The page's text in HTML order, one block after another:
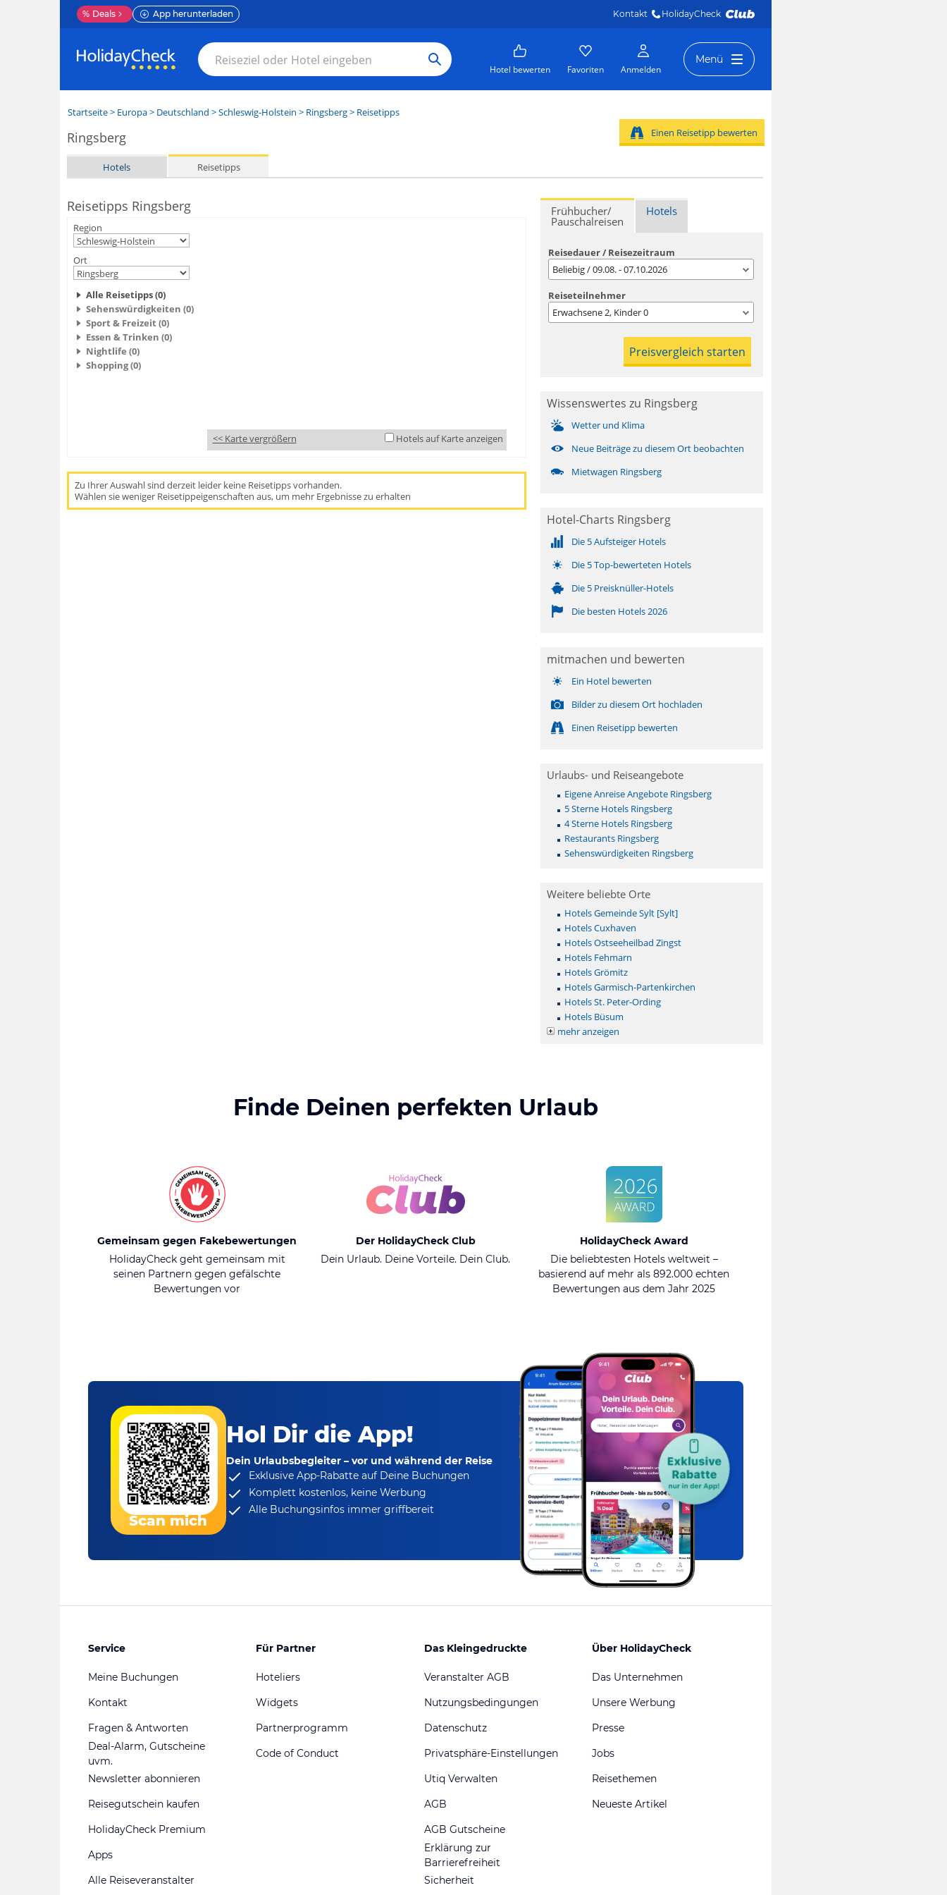
% Deals App herunterladen Kontakt HolidayCheck
Hotel bewerten Favoriten Anmelden
Menü
Startseite> Europa> Deutschland >Schleswig-Holstein > Ringsberg> Reisetipps
Ringsberg
Hotels Reisetipps
Einen Reisetipp bewerten
Reisetipps Ringsberg
Region
Ort
Alle Reisetipps (0)
Sehenswürdigkeiten (0)
Sport & Freizeit (0)
Essen & Trinken (0)
Nightlife (0)
Shopping (0)
<< Karte vergrößern Hotels auf Karte anzeigen
Zu Ihrer Auswahl sind derzeit leider keine Reisetipps vorhanden.
Wählen sie weniger Reisetippeigenschaften aus, um mehr Ergebnisse zu erhalten
Frühbucher/
Pauschalreisen
Hotels
Reisedauer / Reisezeitraum
Beliebig / 09.08. - 07.10.2026
Reiseteilnehmer
Erwachsene2, Kinder0
Wissenswertes zu Ringsberg
Wetter und Klima
Neue Beiträge zu diesem Ort beobachten
Mietwagen Ringsberg
Hotel-Charts Ringsberg
Die 5 Aufsteiger Hotels
Die 5 Top-bewerteten Hotels
Die 5 Preisknüller-Hotels
Die besten Hotels 2026
mitmachen und bewerten
Ein Hotel bewerten
Bilder zu diesem Ort hochladen
Einen Reisetipp bewerten
Urlaubs- und Reiseangebote
Eigene Anreise Angebote Ringsberg
5 Sterne Hotels Ringsberg
4 Sterne Hotels Ringsberg
Restaurants Ringsberg
Sehenswürdigkeiten Ringsberg
Weitere beliebte Orte
Hotels Gemeinde Sylt [Sylt]
Hotels Cuxhaven
Hotels Ostseeheilbad Zingst
Hotels Fehmarn
Hotels Grömitz
Hotels Garmisch-Partenkirchen
Hotels St. Peter-Ording
Hotels Büsum
mehr anzeigen
Finde Deinen perfekten Urlaub
Gemeinsam gegen Fakebewertungen
HolidayCheck geht gemeinsam mit
seinen Partnern gegen gefälschte
Bewertungen vor
Der HolidayCheck Club
Dein Urlaub. Deine Vorteile. Dein Club.
HolidayCheck Award
Die beliebtesten Hotels weltweit –
basierend auf mehr als 892.000 echten
Bewertungen aus dem Jahr 2025
Scan mich
Hol Dir die App!
Dein Urlaubsbegleiter – vor und während der Reise
Exklusive App-Rabatteauf Deine Buchungen
Komplett kostenlos, keine Werbung
Alle Buchungsinfos immer griffbereit
Service
Meine Buchungen
Kontakt
Fragen & Antworten
Deal-Alarm, Gutscheine
uvm.
Newsletter abonnieren
Reisegutschein kaufen
HolidayCheck Premium
Apps
Alle Reiseveranstalter
Für Partner
Hoteliers
Widgets
Partnerprogramm
Code of Conduct
Das Kleingedruckte
Veranstalter AGB
Nutzungsbedingungen
Datenschutz
Privatsphäre-Einstellungen
Utiq Verwalten
AGB
AGB Gutscheine
Erklärung zur
Barrierefreiheit
Sicherheit
Über HolidayCheck
Das Unternehmen
Unsere Werbung
Presse
Jobs
Reisethemen
Neueste Artikel